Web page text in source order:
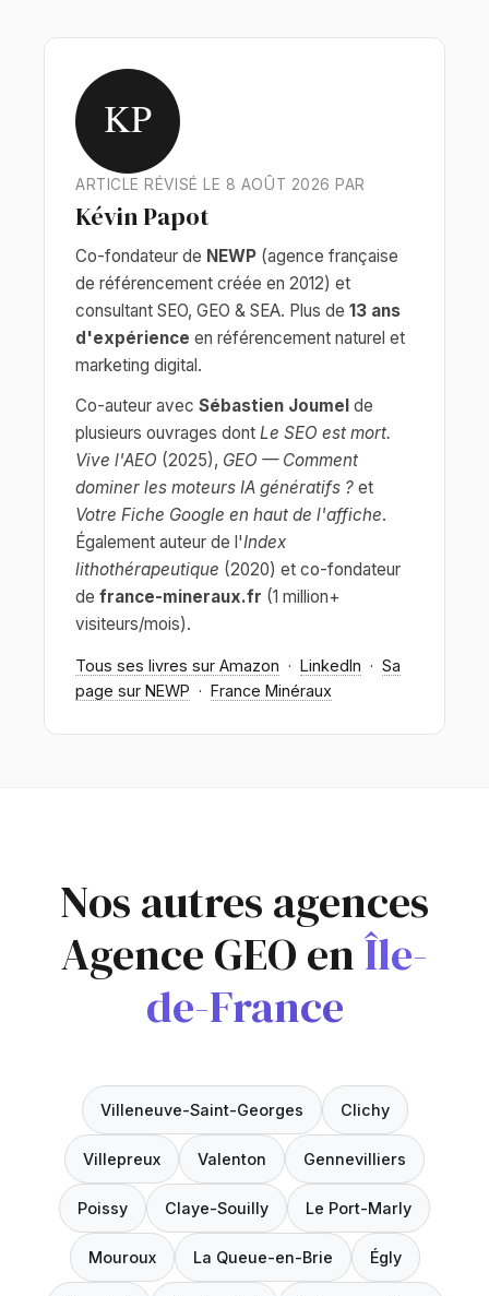
KP
ARTICLE RÉVISÉ LE 8 AOÛT 2026 PAR
Kévin Papot
Co-fondateur de NEWP (agence française
de référencement créée en 2012) et
consultant SEO, GEO & SEA. Plus de 13 ans
d'expérience en référencement naturel et
marketing digital.
Co-auteur avec Sébastien Joumel de
plusieurs ouvrages dont Le SEO est mort.
Vive l'AEO (2025), GEO — Comment
dominer les moteurs IA génératifs ? et
Votre Fiche Google en haut de l'affiche.
Également auteur de l'Index
lithothérapeutique (2020) et co-fondateur
de france-mineraux.fr (1 million+
visiteurs/mois).
Tous ses livres sur Amazon · LinkedIn · Sa
page sur NEWP · France Minéraux
Nos autres agences
Agence GEO enÎle-
de-France
Villeneuve-Saint-Georges Clichy
Villepreux Valenton Gennevilliers
Poissy Claye-Souilly Le Port-Marly
Mouroux La Queue-en-Brie Égly